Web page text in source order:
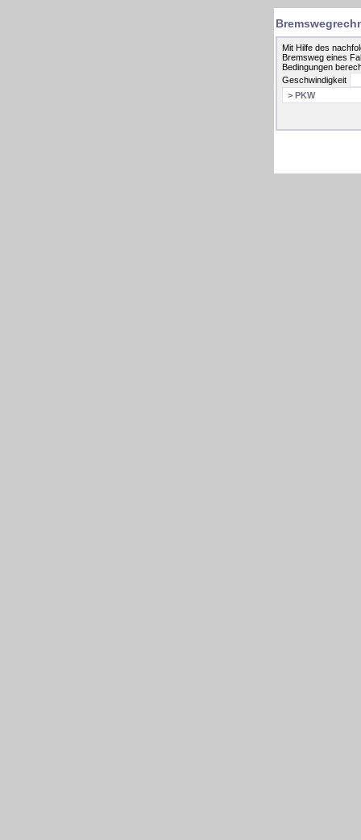
Mit Hilfe des
Bremsweg eines
Bedingungen
Geschwindigkeit